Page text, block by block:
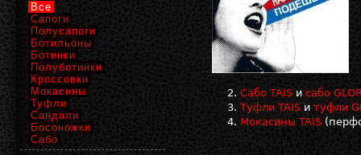
Сабо TAIS и сабо
Туфли TAIS и туфли
Мокасины TAIS
Все
Сапоги
Полусапоги
Ботильоны
Ботинки
Полуботинки
Кроссовки
Мокасины
Туфли
Сандали
Босоножки
Сабо